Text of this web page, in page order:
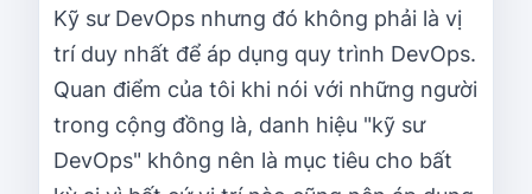
Kỹ sư DevOps nhưng đó không phải là vị
trí duy nhất để áp dụng quy trình DevOps.
Quan điểm của tôi khi nói với những người
trong cộng đồng là, danh hiệu "kỹ sư
DevOps" không nên là mục tiêu cho bất